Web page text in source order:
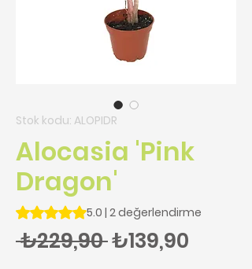
Stok kodu: ALOPIDR
Alocasia 'Pink
Dragon'
2 değerlendirmeye göre beş yıldız
5.0 | 2 değerlendirme
₺229,90 Normal Fiyat
₺139,90